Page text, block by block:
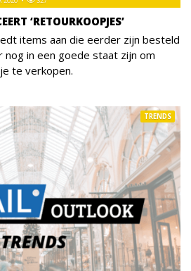
‘RETOURKOOPJES’
items aan die eerder zijn besteld
in een goede staat zijn om
te verkopen.
TRENDS